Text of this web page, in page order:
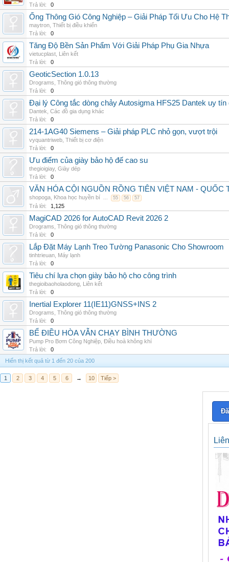
Trả lời:
0
Ống Thông Gió Công Nghiệp – Giải Pháp Tối Ưu Cho Hệ
maytron Thiết bị điều khiển
Trả lời:
0
Tăng Độ Bền Sản Phẩm Với Giải Pháp Phụ Gia Nhựa
vietucplast Liên kết
Trả lời:
0
GeoticSection 1.0.13
Drograms Thông gió thông thường
Trả lời:
0
Đại lý Công tắc dòng chảy Autosigma HFS25 Dantek uy tín
Dantek Các đồ gia dụng khác
Trả lời:
0
214-1AG40 Siemens – Giải pháp PLC nhỏ gọn, vượt trội
vyquantriweb Thiết bị cơ điện
Trả lời:
0
Ưu điểm của giày bảo hộ đế cao su
thegioigiay, Giày dép
Trả lời:
0
VĂN HÓA CỘI NGUỒN RỒNG TIÊN VIỆT NAM -
shopoga Khoa học huyền bí ... 55 56 57
Trả lời: 1,125
MagiCAD 2026 for AutoCAD Revit 2026 2
Drograms Thông gió thông thường
Trả lời:
0
Lắp Đặt Máy Lạnh Treo Tường Panasonic Cho Showroom
tinhtrieuan Máy lạnh
Trả lời:
0
Tiêu chí lựa chọn giày bảo hộ cho công trình
thegioibaoholaodong Liên kết
Trả lời:
0
Inertial Explorer 11(IE11)GNSS+INS 2
Drograms Thông gió thông thường
Trả lời:
0
BỂ ĐIỀU HÒA VẪN CHẠY BÌNH THƯỜNG
Pump Pro Bơm Công Nghiệp Điều hoà không khí
Trả lời:
0
Hiển thị kết quả từ 1 đến 20 của 200
1 2 3 4 5 6 → 10 Tiếp >